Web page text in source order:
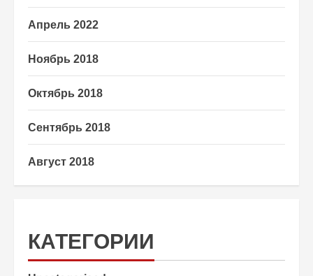
Апрель 2022
Ноябрь 2018
Октябрь 2018
Сентябрь 2018
Август 2018
КАТЕГОРИИ